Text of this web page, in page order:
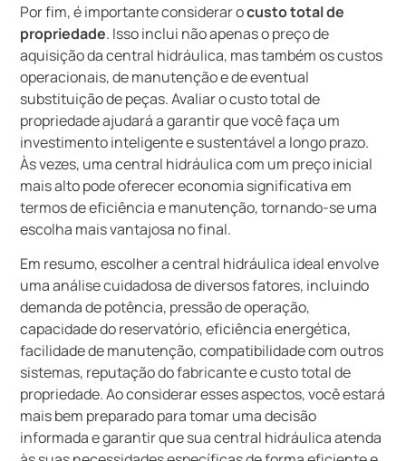
Por fim, é importante considerar ocusto total de
propriedade. Isso inclui não apenas o preço de
aquisição da central hidráulica, mas também os custos
operacionais, de manutenção e de eventual
substituição de peças. Avaliar o custo total de
propriedade ajudará a garantir que você faça um
investimento inteligente e sustentável a longo prazo.
Às vezes, uma central hidráulica com um preço inicial
mais alto pode oferecer economia significativa em
termos de eficiência e manutenção, tornando-se uma
escolha mais vantajosa no final.
Em resumo, escolher a central hidráulica ideal envolve
uma análise cuidadosa de diversos fatores, incluindo
demanda de potência, pressão de operação,
capacidade do reservatório, eficiência energética,
facilidade de manutenção, compatibilidade com outros
sistemas, reputação do fabricante e custo total de
propriedade. Ao considerar esses aspectos, você estará
mais bem preparado para tomar uma decisão
informada e garantir que sua central hidráulica atenda